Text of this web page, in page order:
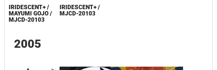
IRIDESCENT+ /
MAYUMI GOJO /
MJCD-20103
IRIDESCENT+ /
MJCD-20103
2005